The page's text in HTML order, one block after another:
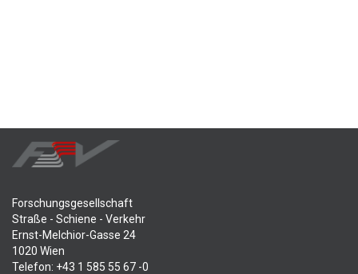
Forschungsgesellschaft
Straße - Schiene - Verkehr
Ernst-Melchior-Gasse 24
1020 Wien
Telefon: +43 1 585 55 67 -0